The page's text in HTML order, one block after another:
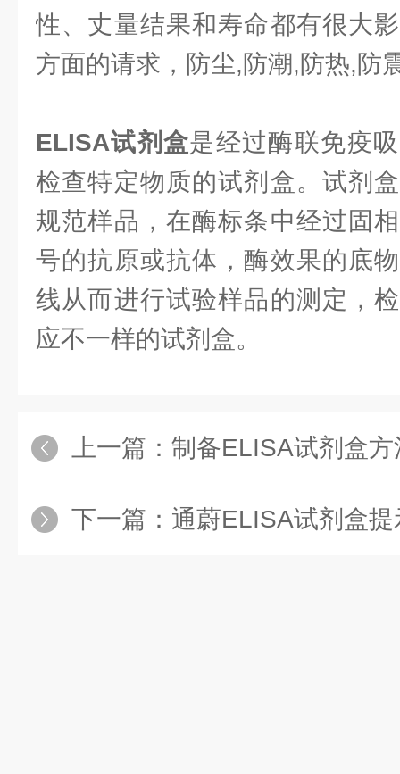
性、丈量结果和寿命都有很大
方面的请求，防尘,防潮,防热,防
ELISA试剂盒是经过酶联免疫
检查特定物质的试剂盒。试剂
规范样品，在酶标条中经过固
号的抗原或抗体，酶效果的底
线从而进行试验样品的测定，
应不一样的试剂盒。
上一篇： 制备ELISA试剂盒
下一篇： 通蔚ELISA试剂盒提示